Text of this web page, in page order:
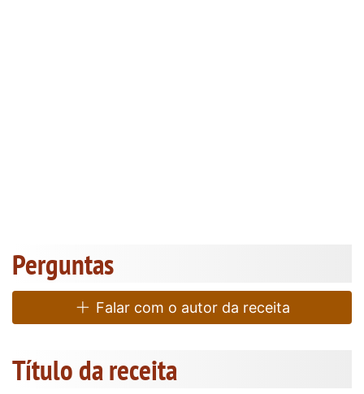
Perguntas
Falar com o autor da receita
Título da receita